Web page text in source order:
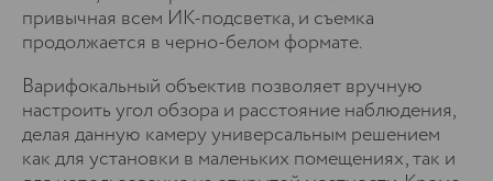
привычная всем ИК-подсветка, и съемка
продолжается в черно-белом формате.
Варифокальный объектив позволяет вручную
настроить угол обзора и расстояние наблюдения,
делая данную камеру универсальным решением
как для установки в маленьких помещениях, так и